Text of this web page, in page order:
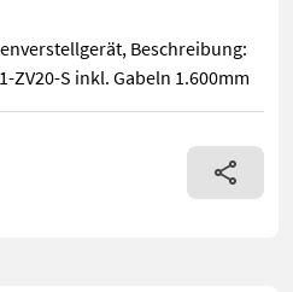
Beschreibung:
ZV20-S inkl. Gabeln 1.600mm
Beschreibung: